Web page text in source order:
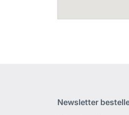
Newsletter